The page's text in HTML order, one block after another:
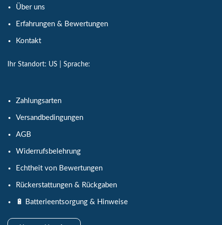
Über uns
Erfahrungen & Bewertungen
Kontakt
Ihr Standort: US | Sprache:
Zahlungsarten
Versandbedingungen
AGB
Widerrufsbelehrung
Echtheit von Bewertungen
Rückerstattungen & Rückgaben
🔋 Batterieentsorgung & Hinweise